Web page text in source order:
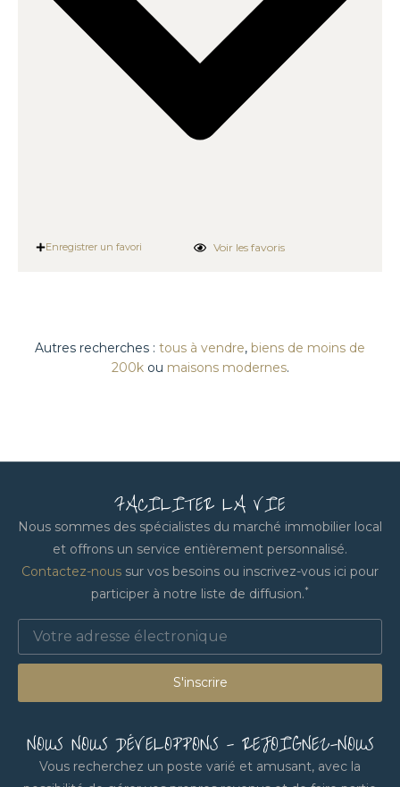
Enregistrer un favori Voir les favoris
Autres recherches : tous à vendre, biens de moins de
200kou maisons modernes.
FACILITER LA VIE
Nous sommes des spécialistes du marché immobilier local
et offrons un service entièrement personnalisé.
Contactez-nous sur vos besoins ou inscrivez-vous ici pour
participer à notre liste de diffusion.*
S'inscrire
NOUS NOUS DÉVELOPPONS - REJOIGNEZ-NOUS
Vous recherchez un poste varié et amusant, avec la